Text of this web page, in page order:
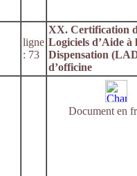
ligne
: 73
XX. Certification
Logiciels d’Aide à
Dispensation
d’officine
Document en